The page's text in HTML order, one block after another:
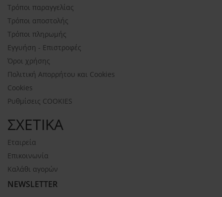
Τρόποι παραγγελίας
Τρόποι αποστολής
Τρόποι πληρωμής
Εγγυήση - Επιστροφές
Όροι χρήσης
Πολιτική Απορρήτου και Cookies
Cookies
Ρυθμίσεις COOKIES
ΣΧΕΤΙΚΑ
Εταιρεία
Επικοινωνία
Καλάθι αγορών
NEWSLETTER